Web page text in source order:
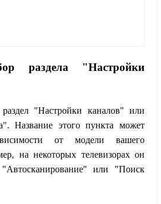
раздела "Настройки
"Настройки каналов" или
Название этого пункта может
от модели вашего
на некоторых телевизорах он
"Автосканирование" или "Поиск